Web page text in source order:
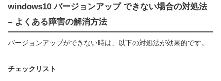
windows10 バージョンアップ できない場合の対処法
– よくある障害の解消方法
バージョンアップができない時は、以下の対処法が効果的です。
チェックリスト